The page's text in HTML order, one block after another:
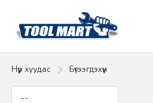
Нүүр хуудас Бүтээгдэхүүн